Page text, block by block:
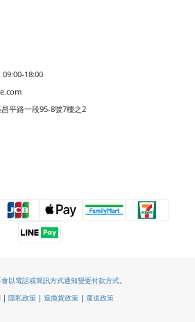
18:00
平路一段95-8號7樓之2
以電話或簡訊方式通知變更付款方式。
隱私政策| 退換貨政策 運送政策